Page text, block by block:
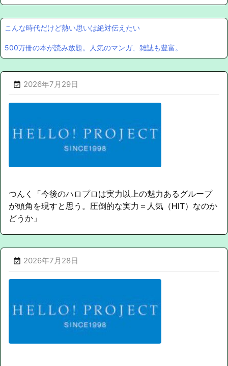
こんな時代だけど熱い思いは絶対伝えたい
500万冊の本が読み放題。人気のマンガ、雑誌も豊富。
 2026年7月29日
つんく「今後のハロプロは実力以上の魅力あるグループ
が頭角を現すと思う。圧倒的な実力＝人気（HIT）なのか
どうか」
 2026年7月28日